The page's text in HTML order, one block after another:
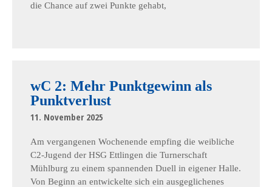
die Chance auf zwei Punkte gehabt,
wC 2: Mehr Punktgewinn als
Punktverlust
11. November 2025
Am vergangenen Wochenende empfing die weibliche
C2-Jugend der HSG Ettlingen die Turnerschaft
Mühlburg zu einem spannenden Duell in eigener Halle.
Von Beginn an entwickelte sich ein ausgeglichenes